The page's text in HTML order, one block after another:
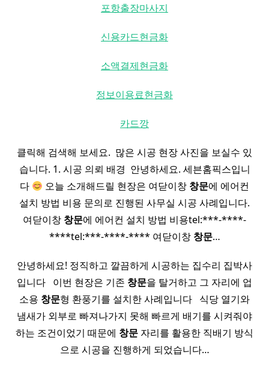
포항출장마사지
신용카드현금화
소액결제현금화
정보이용료현금화
카드깡
클릭해 검색해 보세요. ​ 많은 시공 현장 사진을 보실수 있
습니다. 1. 시공 의뢰 배경 ​ 안녕하세요. 세븐홈픽스입니
다
오늘 소개해드릴 현장은 여닫이창 창문에 에어컨
설치 방법 비용 문의로 진행된 사무실 시공 사례입니다.
여닫이창 창문에 에어컨 설치 방법 비용tel:***-****-
****​tel:***-****-****​ 여닫이창 창문…
안녕하세요! 정직하고 깔끔하게 시공하는 집수리 집박사
입니다 ​ ​ 이번 현장은 기존 창문을 탈거하고 그 자리에 업
소용 창문형 환풍기를 설치한 사례입니다 ​ ​ 식당 열기와
냄새가 외부로 빠져나가지 못해 빠르게 배기를 시켜줘야
하는 조건이었기 때문에 창문 자리를 활용한 직배기 방식
으로 시공을 진행하게 되었습니다…